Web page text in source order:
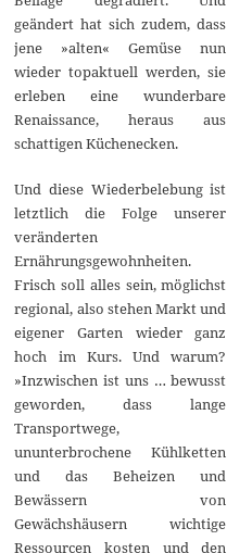
geändert hat sich zudem, dass
jene »alten« Gemüse nun
wieder topaktuell werden, sie
erleben eine wunderbare
Renaissance, heraus aus
schattigen Küchenecken.
Und diese Wiederbelebung ist
letztlich die Folge unserer
veränderten
Ernährungsgewohnheiten.
Frisch soll alles sein, möglichst
regional, also stehen Markt und
eigener Garten wieder ganz
hoch im Kurs. Und warum?
»Inzwischen ist uns … bewusst
geworden, dass lange
Transportwege,
ununterbrochene Kühlketten
und das Beheizen und
Bewässern von
Gewächshäusern wichtige
Ressourcen kosten und den